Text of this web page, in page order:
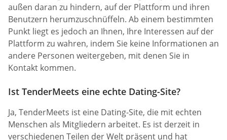
außen daran zu hindern, auf der Plattform und ihren
Benutzern herumzuschnüffeln. Ab einem bestimmten
Punkt liegt es jedoch an Ihnen, Ihre Interessen auf der
Plattform zu wahren, indem Sie keine Informationen an
andere Personen weitergeben, mit denen Sie in
Kontakt kommen.
Ist TenderMeets eine echte Dating-Site?
Ja, TenderMeets ist eine Dating-Site, die mit echten
Menschen als Mitgliedern arbeitet. Es ist derzeit in
verschiedenen Teilen der Welt präsent und hat